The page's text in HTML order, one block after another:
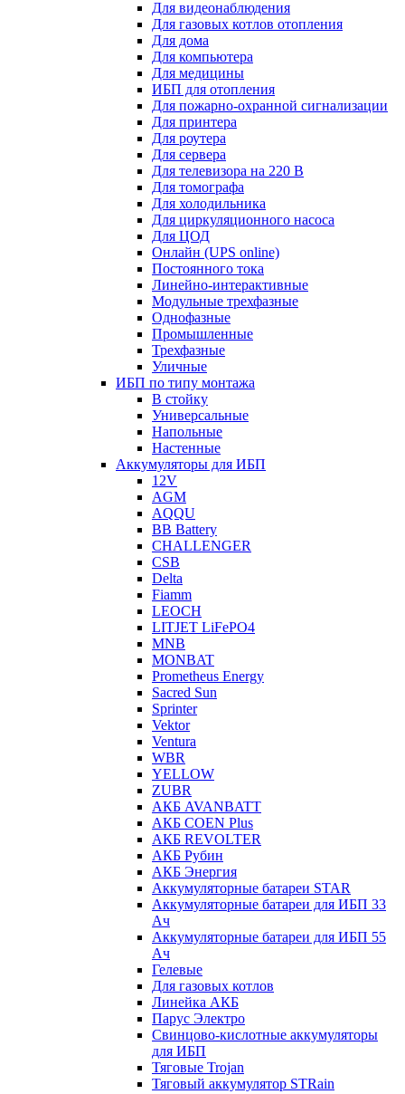
Для видеонаблюдения
Для газовых котлов отопления
Для дома
Для компьютера
Для медицины
ИБП для отопления
Для пожарно-охранной сигнализации
Для принтера
Для роутера
Для сервера
Для телевизора на 220 В
Для томографа
Для холодильника
Для циркуляционного насоса
Для ЦОД
Онлайн (UPS online)
Постоянного тока
Линейно-интерактивные
Модульные трехфазные
Однофазные
Промышленные
Трехфазные
Уличные
ИБП по типу монтажа
В стойку
Универсальные
Напольные
Настенные
Аккумуляторы для ИБП
12V
AGM
AQQU
BB Battery
CHALLENGER
CSB
Delta
Fiamm
LEOCH
LITJET LiFePO4
MNB
MONBAT
Prometheus Energy
Sacred Sun
Sprinter
Vektor
Ventura
WBR
YELLOW
ZUBR
АКБ AVANBATT
АКБ COEN Plus
АКБ REVOLTER
АКБ Рубин
АКБ Энергия
Аккумуляторные батареи STAR
Аккумуляторные батареи для ИБП 33
Ач
Аккумуляторные батареи для ИБП 55
Ач
Гелевые
Для газовых котлов
Линейка АКБ
Парус Электро
Свинцово-кислотные аккумуляторы
для ИБП
Тяговые Trojan
Тяговый аккумулятор STRain